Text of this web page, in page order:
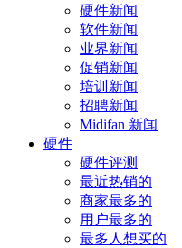
硬件新闻
软件新闻
业界新闻
促销新闻
培训新闻
招聘新闻
Midifan 新闻
硬件
硬件评测
最近热销的
商家最多的
用户最多的
最多人想买的